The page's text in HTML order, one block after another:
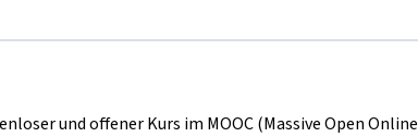
und offener Kurs im MOOC (Massive Open Online